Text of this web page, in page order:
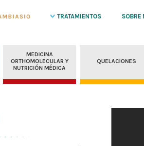
TRATAMIENTOS SOBRE
MEDICINA
ORTHOMOLECULAR Y
NUTRICIÓN MÉDICA
QUELACIONES